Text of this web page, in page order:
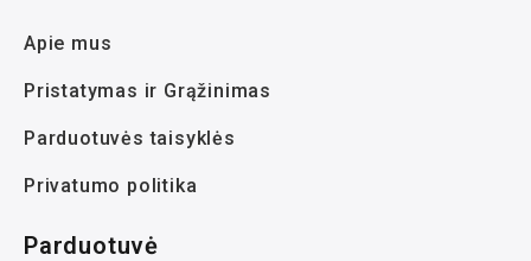
Apie mus
Pristatymas ir Grąžinimas
Parduotuvės taisyklės
Privatumo politika
Parduotuvė